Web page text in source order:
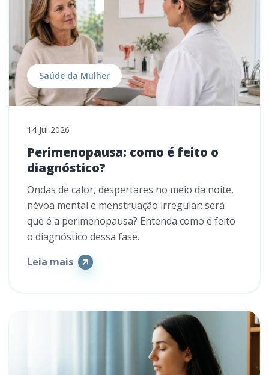
Saúde da Mulher
14 Jul 2026
Perimenopausa: como é feito o
diagnóstico?
Ondas de calor, despertares no meio da noite,
névoa mental e menstruação irregular: será
que é a perimenopausa? Entenda como é feito
o diagnóstico dessa fase.
Leia mais